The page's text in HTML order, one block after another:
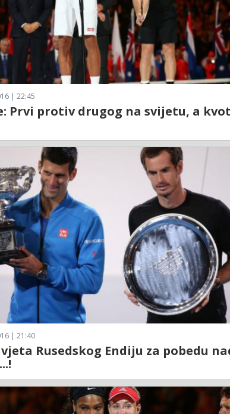
| 22:45
Prvi protiv drugog na svijetu, a
| 21:40
Rusedskog Endiju za pobedu